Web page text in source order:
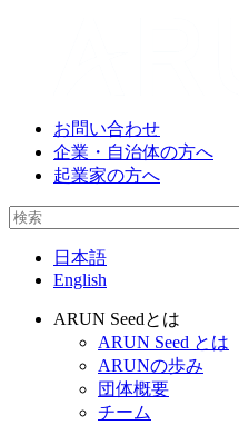
お問い合わせ
企業・自治体の方へ
起業家の方へ
日本語
English
ARUN Seedとは
ARUN Seed とは
ARUNの歩み
団体概要
チーム